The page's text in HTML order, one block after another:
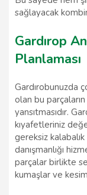
sağlayacak
Gardırop
Planlaması
Gardırobunuzda
olan bu
yansıtmasıdır.
kıyafetleriniz
gereksiz kalabalık
danışmanlığı
parçalar birlikte
kumaşlar ve